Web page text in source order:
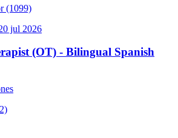
(1099)
jul 2026
(OT) - Bilingual Spanish